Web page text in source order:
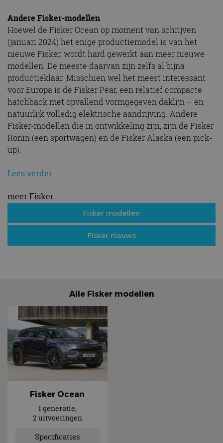
Andere Fisker-modellen
Hoewel de Fisker Ocean op moment van schrijven
(januari 2024) het enige productiemodel is van het
nieuwe Fisker, wordt hard gewerkt aan meer nieuwe
modellen. De meeste daarvan zijn zelfs al bijna
productieklaar. Misschien wel het meest interessant
voor Europa is de Fisker Pear, een relatief compacte
hatchback met opvallend vormgegeven daklijn – en
natuurlijk volledig elektrische aandrijving. Andere
Fisker-modellen die in ontwikkeling zijn, zijn de Fisker
Ronin (een sportwagen) en de Fisker Alaska (een pick-
up).
Lees verder
meer Fisker
Fisker modellen
Fisker nieuws
Alle Fisker modellen
Fisker Ocean
1 generatie,
2 uitvoeringen
Specificaties